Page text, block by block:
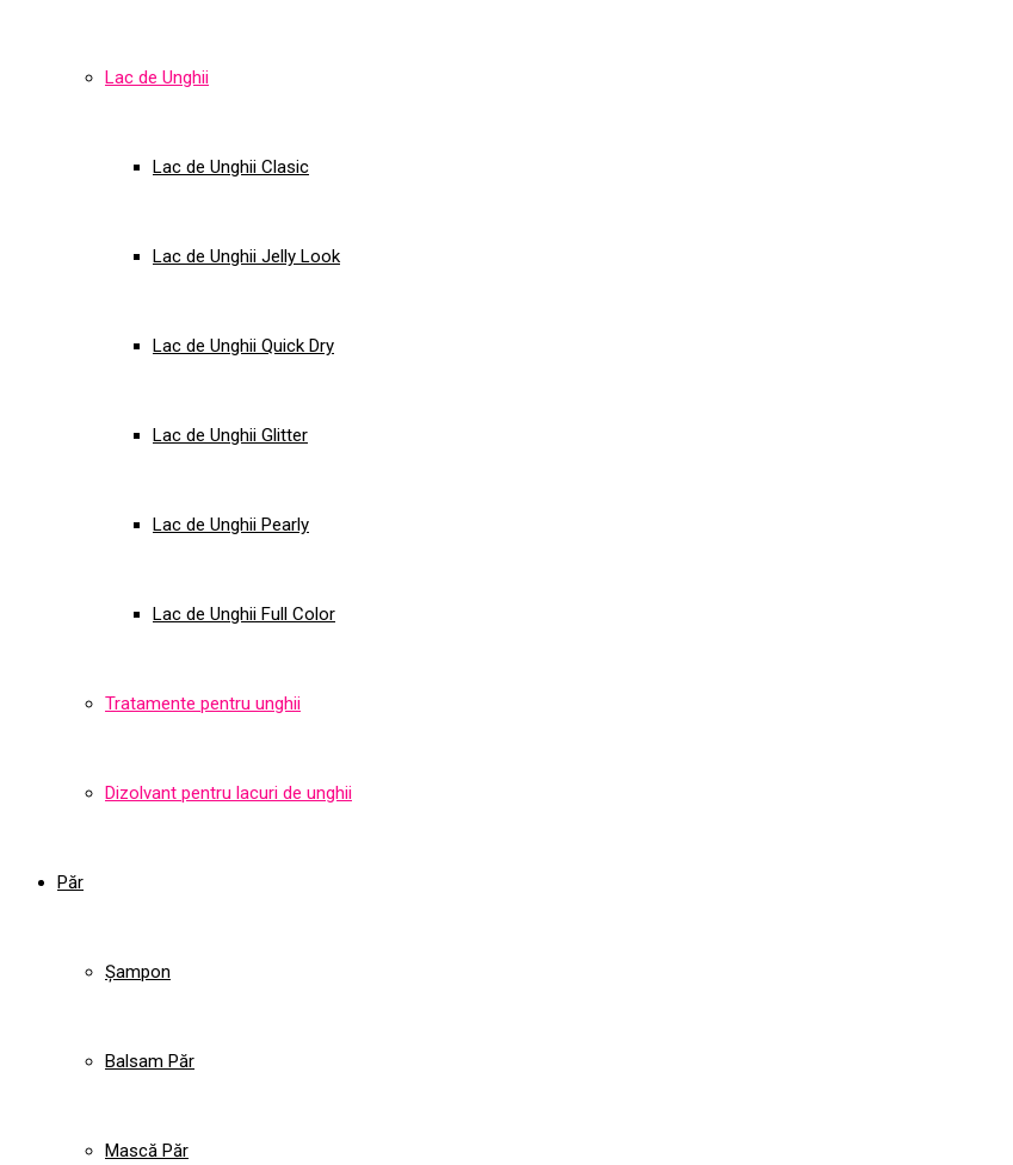
Lac de Unghii
Lac de Unghii Clasic
Lac de Unghii Jelly Look
Lac de Unghii Quick Dry
Lac de Unghii Glitter
Lac de Unghii Pearly
Lac de Unghii Full Color
Tratamente pentru unghii
Dizolvant pentru lacuri de unghii
Păr
Șampon
Balsam Păr
Mască Păr